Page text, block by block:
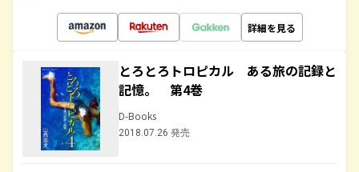
詳細を見る
とろとろトロピカル ある旅の記録と
記憶。 第4巻
D-Books
2018.07.26 発売